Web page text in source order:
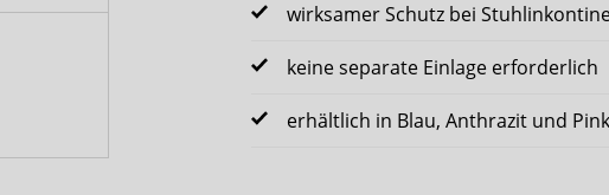
wirksamer Schutz bei
keine separate Einlage erforderlich
erhältlich in Blau, Anthrazit und Pink